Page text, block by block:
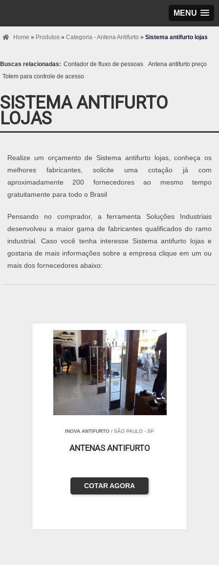
MENU
Home » Produtos » Categoria - Antena Antifurto » Sistema antifurto lojas
Buscas relacionadas: Contador de fluxo de pessoas
Antena antifurto preço
Totem para controle de acesso
SISTEMA ANTIFURTO
LOJAS
Realize um orçamento de Sistema antifurto lojas, conheça os
melhores fabricantes, solicite uma cotação já com
aproximadamente 200 fornecedores ao mesmo tempo
gratuitamente para todo o Brasil
Pensando no comprador, a ferramenta Soluções Industriais
desenvolveu a maior gama de fabricantes qualificados do ramo
industrial. Caso você tenha interesse Sistema antifurto lojas e
gostaria de mais informações sobre a empresa clique em um ou
mais dos fornecedores abaixo:
INOVA ANTIFURTO / SÃO PAULO - SP
ANTENAS ANTIFURTO
COTAR AGORA